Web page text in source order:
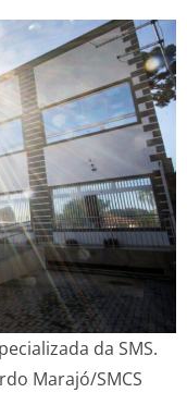
da SMS.
Marajó/SMCS